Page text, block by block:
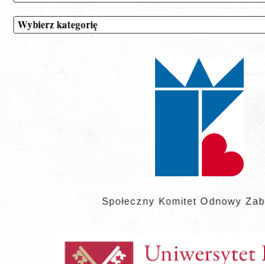
Kategorie
wpisów
Społeczny Komitet Odnowy